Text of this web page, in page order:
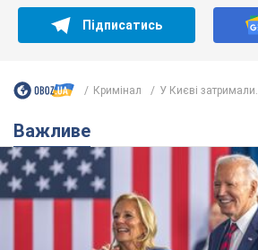
Підписатись
Кримінал У Києві затримали...
Важливе